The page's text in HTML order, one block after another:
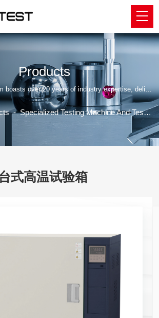
Products
FULETEST R&D Team boasts over 20 years of industry expertise, delivering tailored professional solutions.
-Specialized Testing Machine And Testing Accessory Fixtures
式高温试验箱